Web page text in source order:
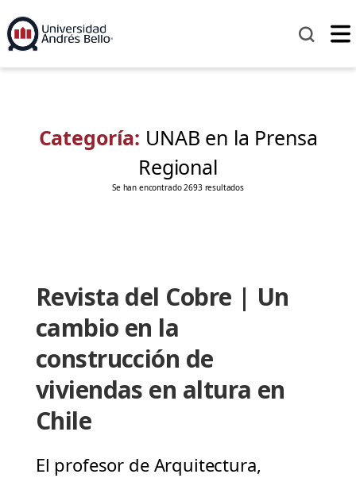
Categoría: UNAB en la Prensa
Regional
Se han encontrado 2693 resultados
Revista del Cobre | Un
cambio en la
construcción de
viviendas en altura en
Chile
El profesor de Arquitectura,